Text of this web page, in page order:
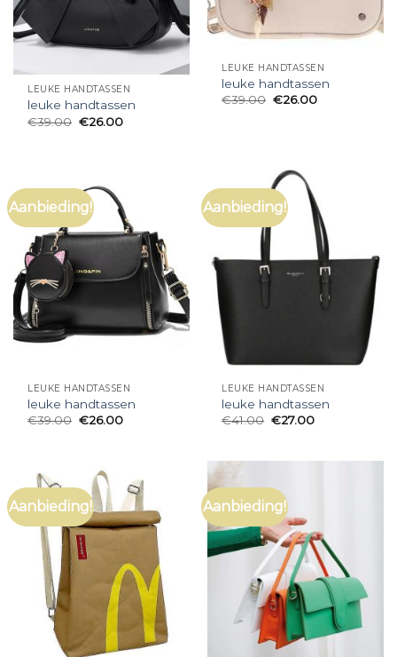
LEUKE HANDTASSEN
leuke handtassen
€39.00 €26.00
LEUKE HANDTASSEN
leuke handtassen
€39.00 €26.00
Aanbieding!
LEUKE HANDTASSEN
leuke handtassen
€39.00 €26.00
Aanbieding!
LEUKE HANDTASSEN
leuke handtassen
€41.00 €27.00
Aanbieding! Aanbieding!